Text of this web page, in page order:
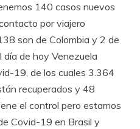
140 casos nuevos
por viajero
son de Colombia y 2 de
día de hoy Venezuela
19, de los cuales 3.364
recuperados y 48
el control pero estamos
Covid-19 en Brasil y